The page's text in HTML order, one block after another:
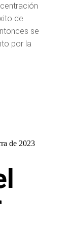
de
se
por la